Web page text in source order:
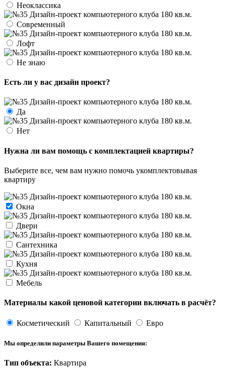
Неоклассика
Современный
Лофт
Не знаю
Есть ли у вас дизайн проект?
Да
Нет
Нужна ли вам помощь с комплектацией квартиры?
Выберите все, чем вам нужно помочь укомплектовывая
квартиру
Окна
Двери
Сантехника
Кухня
Мебель
Материалы какой ценовой категории включать в расчёт?
Косметический Капитальный Евро
Мы определили параметры Вашего помещения:
Тип объекта: Квартира